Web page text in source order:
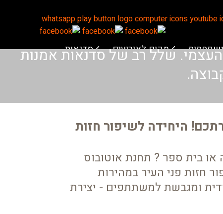
מקום לאירועים
סדנאות
העצמי. שלל רב של סדנאות אמנות
היחידה לשיפור חזות
או בית ספר ? תחנת אוטובוס
חזות פני העיר במהירות
ומגבשת למשתתפים - יצירת